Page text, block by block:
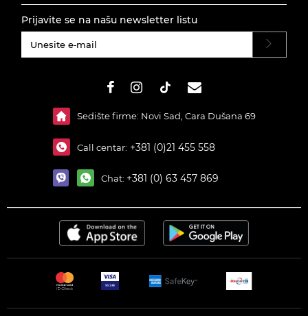
Prijavite se na našu newsletter listu
Sedište firme: Novi Sad, Cara Dušana 69
Call centar: +381 (0)21 455 558
Chat: +381 (0) 63 457 869